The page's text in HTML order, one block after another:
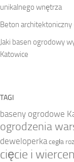
unikalnego wnętrza
Beton architektoniczny
Jaki basen ogrodowy
Katowice
TAGI
baseny ogrodowe
ogrodzenia
deweloperkacegła
cięcie i